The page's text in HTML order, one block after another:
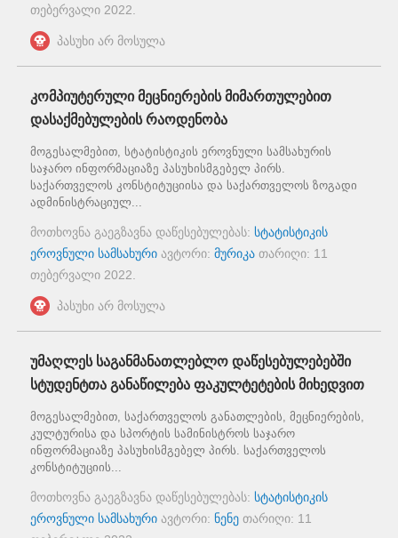
თებერვალი 2022.
პასუხი არ მოსულა
კომპიუტერული მეცნიერების მიმართულებით
დასაქმებულების რაოდენობა
მოგესალმებით, სტატისტიკის ეროვნული სამსახურის
საჯარო ინფორმაციაზე პასუხისმგებელ პირს.
საქართველოს კონსტიტუციისა და საქართველოს ზოგადი
ადმინისტრაციულ...
მოთხოვნა გაეგზავნა დაწესებულებას: სტატისტიკის
ეროვნული სამსახური ავტორი: მურიკა თარიღი: 11
თებერვალი 2022.
პასუხი არ მოსულა
უმაღლეს საგანმანათლებლო დაწესებულებებში
სტუდენტთა განაწილება ფაკულტეტების მიხედვით
მოგესალმებით, საქართველოს განათლების, მეცნიერების,
კულტურისა და სპორტის სამინისტროს საჯარო
ინფორმაციაზე პასუხისმგებელ პირს. საქართველოს
კონსტიტუციის...
მოთხოვნა გაეგზავნა დაწესებულებას: სტატისტიკის
ეროვნული სამსახური ავტორი: ნენე თარიღი: 11